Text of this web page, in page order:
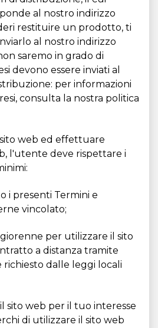
al nostro indirizzo
restituire un prodotto, ti
al nostro indirizzo
saremo in grado di
devono essere inviati al
per informazioni
consulta la nostra politica
web ed effettuare
l'utente deve rispettare i
i presenti Termini e
vincolato;
per utilizzare il sito
a distanza tramite
richiesto dalle leggi locali
sito web per il tuo interesse
di utilizzare il sito web